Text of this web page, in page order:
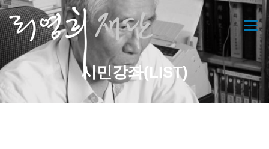
콘
텐
츠
로
바
로
기
메뉴
시민강좌(LIST)